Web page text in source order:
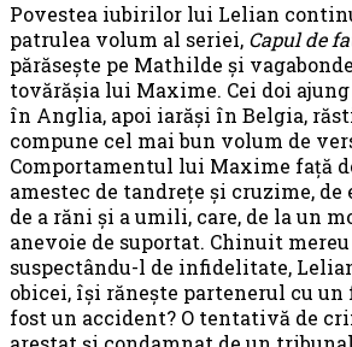
Povestea iubirilor lui Lelian
patrulea volum al seriei, Capul de
părăsește pe Mathilde și
tovărășia lui Maxime. Cei doi
în Anglia, apoi iarăși în Belgia,
compune cel mai bun volum de
Comportamentul lui Maxime față
amestec de tandrețe și cruzime,
de a răni și a umili, care, de la un
anevoie de suportat. Chinuit
suspectându-l de infidelitate,
obicei, își rănește partenerul cu un
fost un accident? O tentativă de